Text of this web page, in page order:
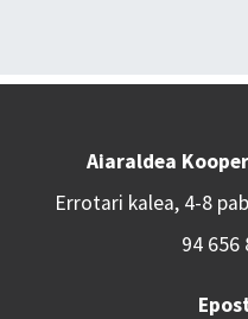
Aiaraldea
Errotari kalea, 4-8
94 656